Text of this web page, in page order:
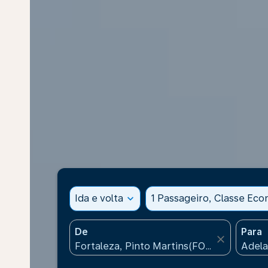
Ida e volta expand_more 1 Passageiro, Classe
De
close
Para